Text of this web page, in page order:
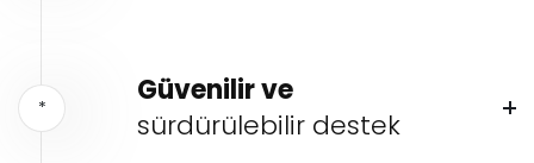
*
Güvenilir ve
sürdürülebilir destek